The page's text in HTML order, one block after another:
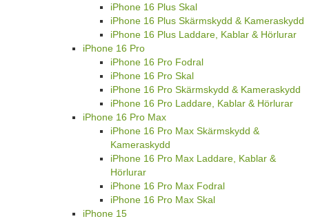
iPhone 16 Plus Skal
iPhone 16 Plus Skärmskydd & Kameraskydd
iPhone 16 Plus Laddare, Kablar & Hörlurar
iPhone 16 Pro
iPhone 16 Pro Fodral
iPhone 16 Pro Skal
iPhone 16 Pro Skärmskydd & Kameraskydd
iPhone 16 Pro Laddare, Kablar & Hörlurar
iPhone 16 Pro Max
iPhone 16 Pro Max Skärmskydd &
Kameraskydd
iPhone 16 Pro Max Laddare, Kablar &
Hörlurar
iPhone 16 Pro Max Fodral
iPhone 16 Pro Max Skal
iPhone 15